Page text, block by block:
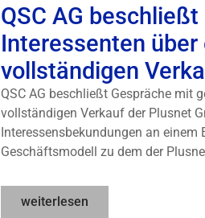
QSC AG
Interessenten
vollständigen
QSC AG beschließt Gespräche mit
vollständigen Verkauf der Plusnet
Interessensbekundungen an einem
Geschäftsmodell zu dem der
weiterlesen